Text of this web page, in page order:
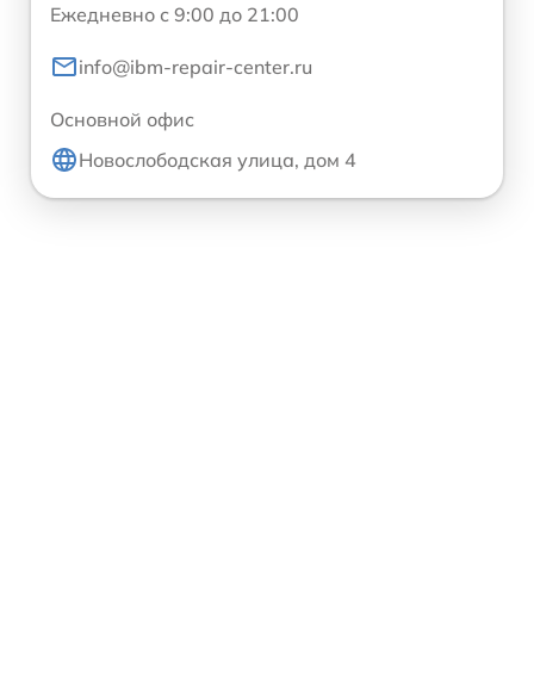
Ежедневно с 9:00 до 21:00
info@ibm-repair-center.ru
Основной офис
Новослободская улица, дом 4